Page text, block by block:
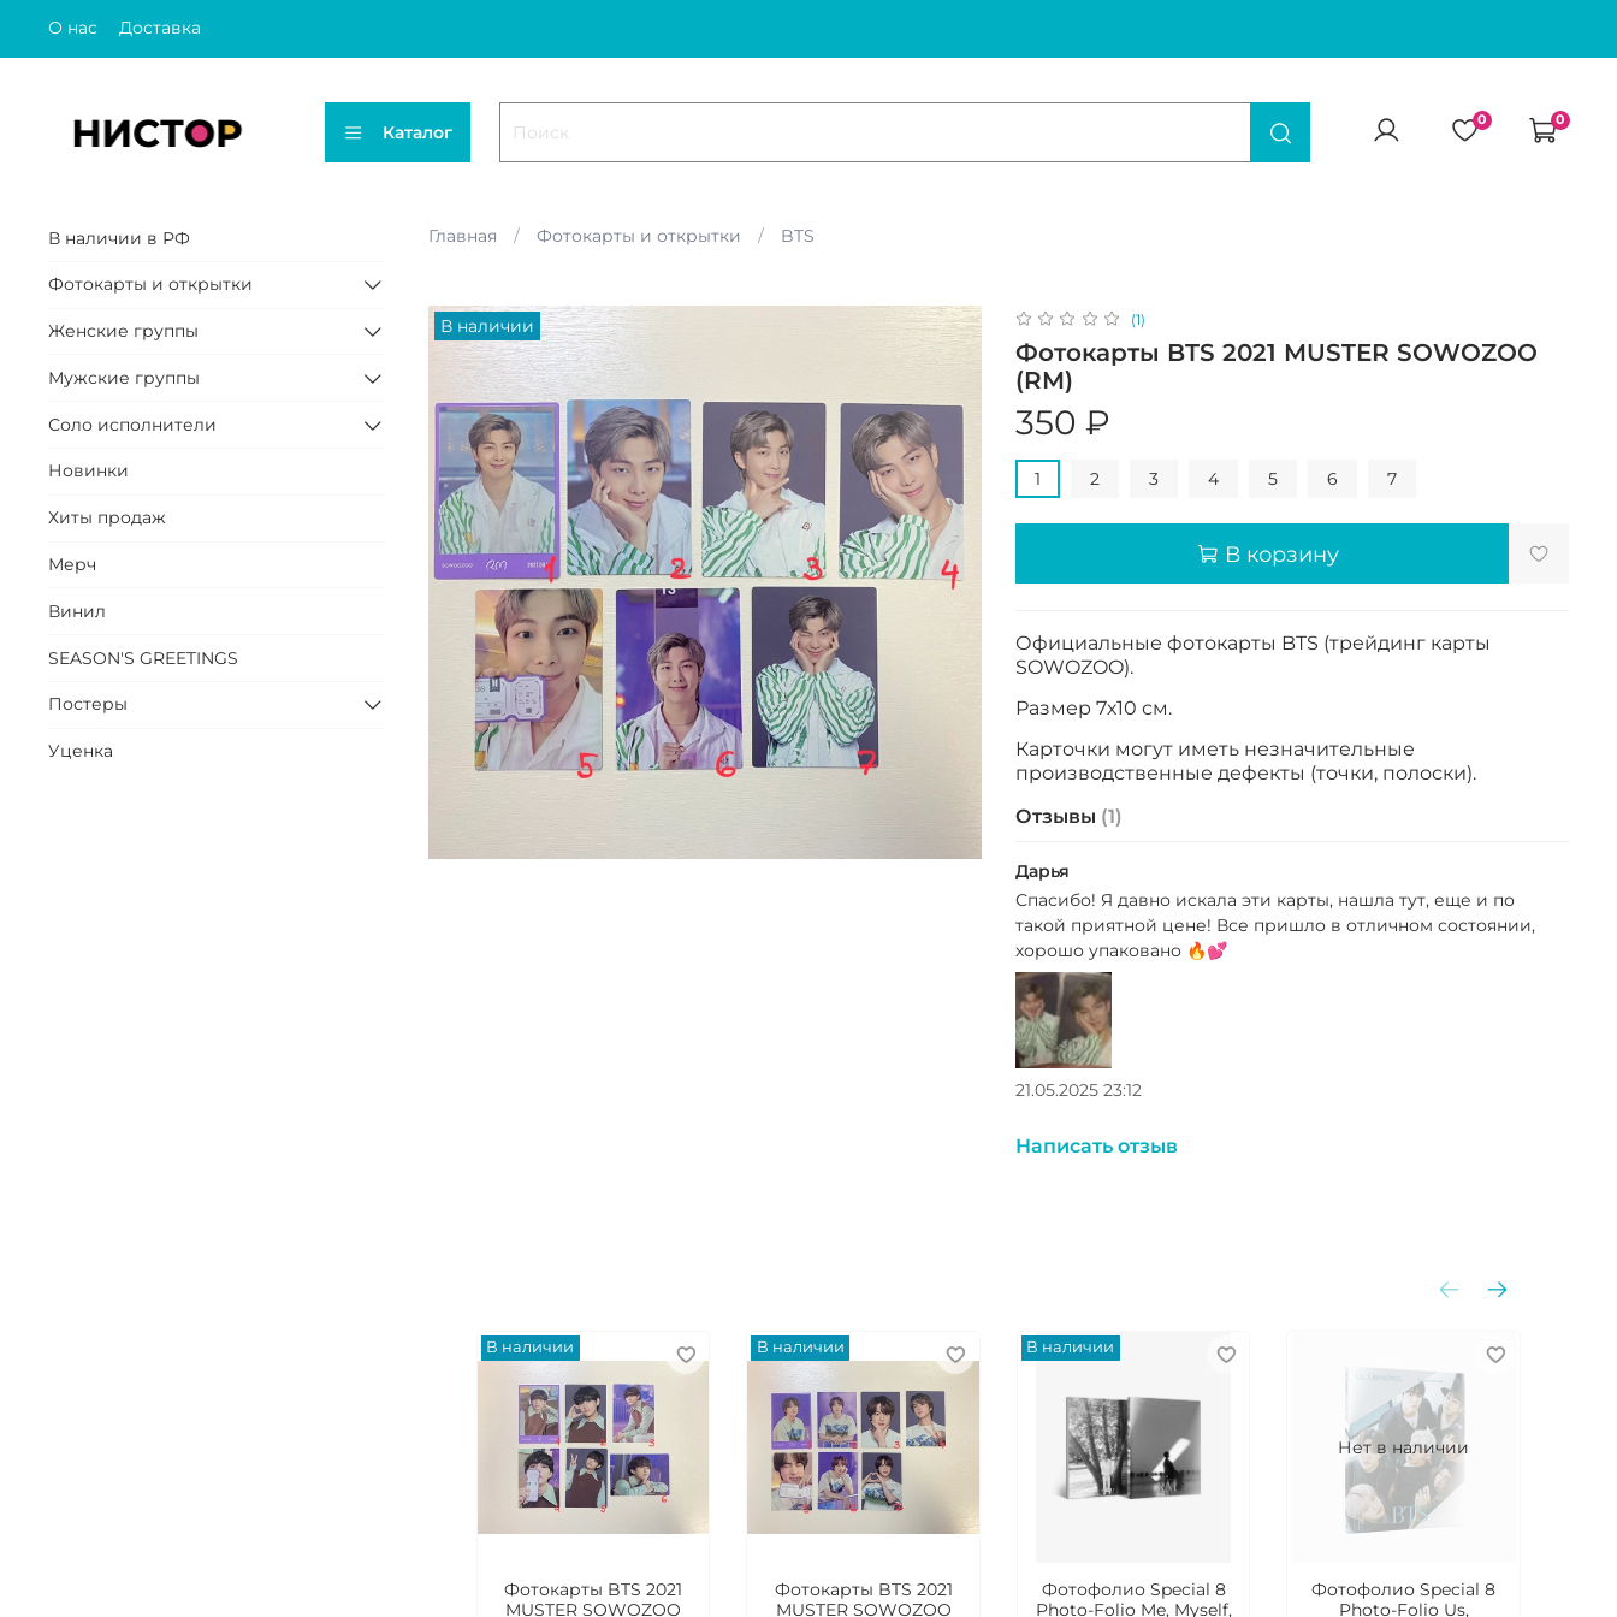
О нас Доставка
Каталог
0 0
Главная Фотокарты и открытки BTS
В наличии (1)
Фотокарты BTS 2021 MUSTER SOWOZOO
(RM)
350 ₽
1 2 3 4 5 6 7
В корзину
Официальные фотокарты BTS (трейдинг карты
SOWOZOO).
Размер 7х10 см.
Карточки могут иметь незначительные
производственные дефекты (точки, полоски).
Отзывы (1)
Дарья
Спасибо! Я давно искала эти карты, нашла тут, еще и по
такой приятной цене! Все пришло в отличном состоянии,
хорошо упаковано 🔥💕
21.05.2025 23:12
Написать отзыв
В наличии
Фотокарты BTS 2021
MUSTER SOWOZOO
В наличии
Фотокарты BTS 2021
MUSTER SOWOZOO
В наличии
Фотофолио Special 8
Photo-Folio Me, Myself,
Нет в наличии
Фотофолио Special 8
Photo-Folio Us,
В наличии в РФ
Фотокарты и открытки
Женские группы
Мужские группы
Соло исполнители
Новинки
Хиты продаж
Мерч
Винил
SEASON'S GREETINGS
Постеры
Уценка